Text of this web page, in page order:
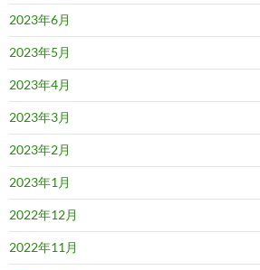
2023年6月
2023年5月
2023年4月
2023年3月
2023年2月
2023年1月
2022年12月
2022年11月